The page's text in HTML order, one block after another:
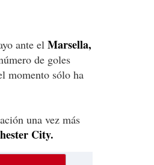
ante el Marsella,
de goles
momento sólo ha
una vez más
City.